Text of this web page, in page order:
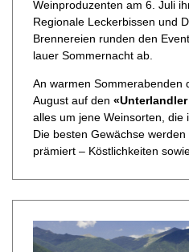
Weinproduzenten am 6. Juli
Regionale Leckerbissen und
Brennereien runden den Event
lauer Sommernacht ab.
An warmen Sommerabenden
August auf den
alles um jene Weinsorten, die
Die besten Gewächse
prämiert – Köstlichkeiten